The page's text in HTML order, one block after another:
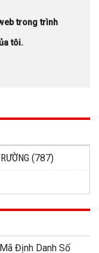
trong trình
tôi.
(787)
Định Danh Số